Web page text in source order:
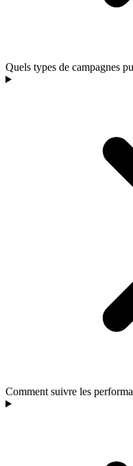
Quels types de campagnes
Comment suivre les